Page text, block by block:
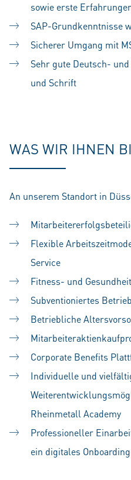
sowie erste
SAP-Grundkenntnisse
Sicherer Umgang mit
Sehr gute Deutsch-
und Schrift
WAS WIR IHNEN
An unserem Standort in
Flexible
Service
Fitness- und
Subventioniertes
Betriebliche
Corporate Benefits
Individuelle und
Rheinmetall Academy
Professioneller
ein digitales